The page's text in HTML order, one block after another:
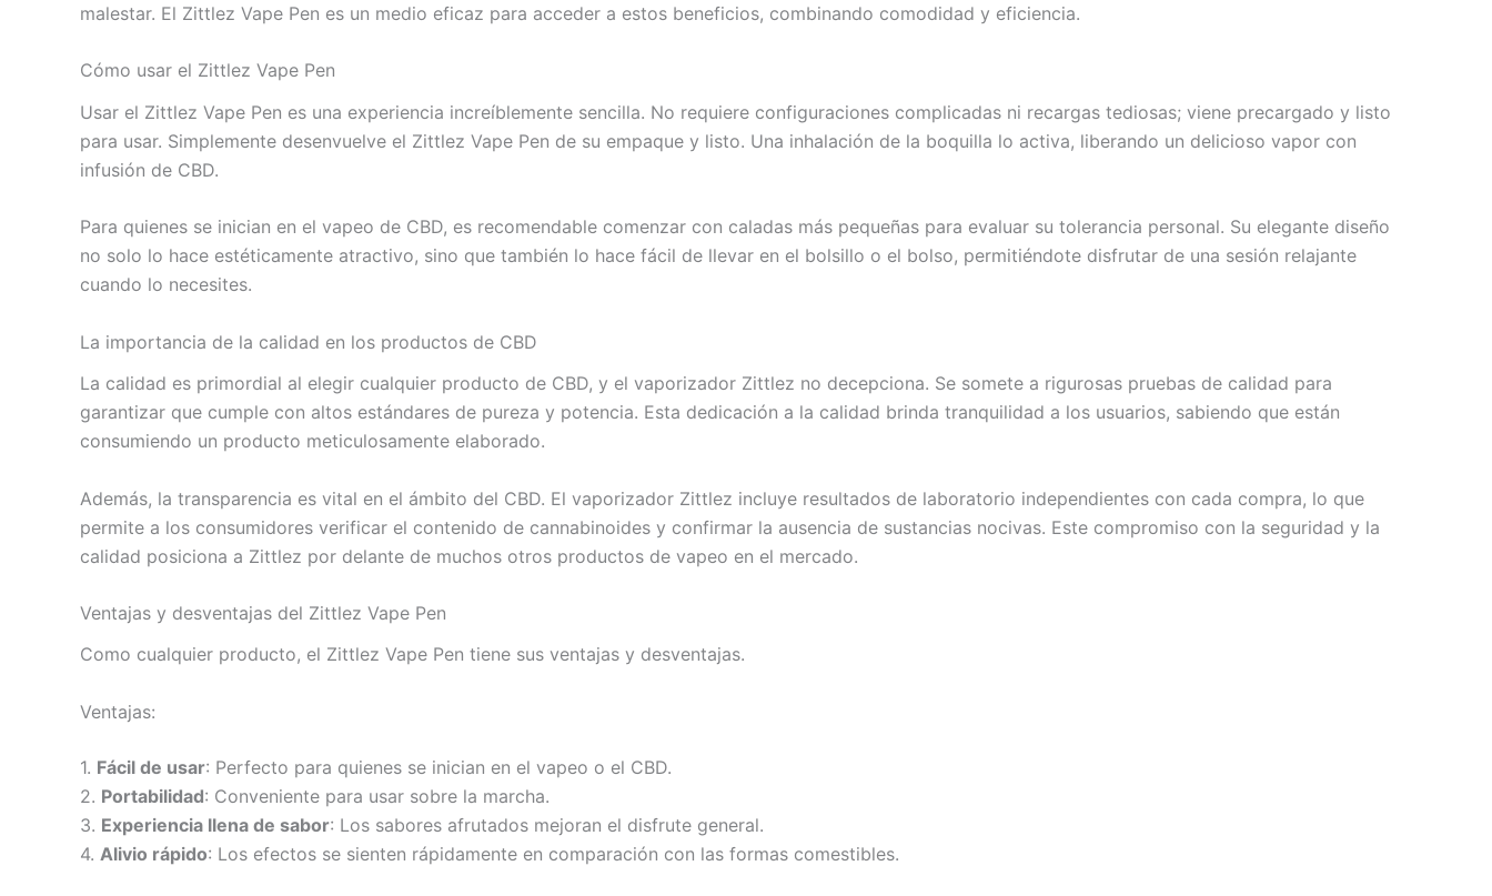
malestar. El Zittlez Vape Pen es un medio eficaz para acceder a estos beneficios, combinando comodidad y eficiencia.
Cómo usar el Zittlez Vape Pen
Usar el Zittlez Vape Pen es una experiencia increíblemente sencilla. No requiere configuraciones complicadas ni recargas tediosas; viene precargado y listo
para usar. Simplemente desenvuelve el Zittlez Vape Pen de su empaque y listo. Una inhalación de la boquilla lo activa, liberando un delicioso vapor con
infusión de CBD.
Para quienes se inician en el vapeo de CBD, es recomendable comenzar con caladas más pequeñas para evaluar su tolerancia personal. Su elegante diseño
no solo lo hace estéticamente atractivo, sino que también lo hace fácil de llevar en el bolsillo o el bolso, permitiéndote disfrutar de una sesión relajante
cuando lo necesites.
La importancia de la calidad en los productos de CBD
La calidad es primordial al elegir cualquier producto de CBD, y el vaporizador Zittlez no decepciona. Se somete a rigurosas pruebas de calidad para
garantizar que cumple con altos estándares de pureza y potencia. Esta dedicación a la calidad brinda tranquilidad a los usuarios, sabiendo que están
consumiendo un producto meticulosamente elaborado.
Además, la transparencia es vital en el ámbito del CBD. El vaporizador Zittlez incluye resultados de laboratorio independientes con cada compra, lo que
permite a los consumidores verificar el contenido de cannabinoides y confirmar la ausencia de sustancias nocivas. Este compromiso con la seguridad y la
calidad posiciona a Zittlez por delante de muchos otros productos de vapeo en el mercado.
Ventajas y desventajas del Zittlez Vape Pen
Como cualquier producto, el Zittlez Vape Pen tiene sus ventajas y desventajas.
Ventajas:
1. Fácil de usar: Perfecto para quienes se inician en el vapeo o el CBD.
2. Portabilidad: Conveniente para usar sobre la marcha.
3. Experiencia llena de sabor: Los sabores afrutados mejoran el disfrute general.
4. Alivio rápido: Los efectos se sienten rápidamente en comparación con las formas comestibles.